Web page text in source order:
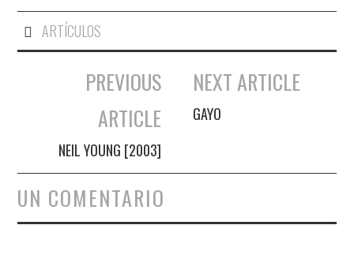
ARTÍCULOS
Navegación de entradas
PREVIOUS
ARTICLE
NEIL YOUNG [2003]
NEXT ARTICLE
GAYO
UN COMENTARIO